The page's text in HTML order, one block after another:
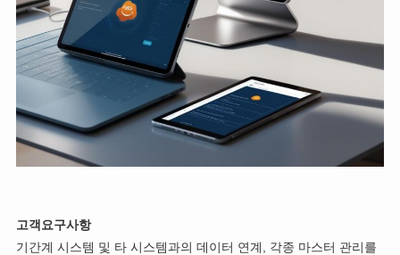
고객요구사항
기간계 시스템 및 타 시스템과의 데이터 연계, 각종 마스터 관리를